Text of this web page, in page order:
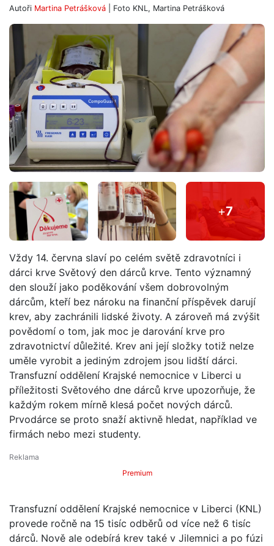
Autoři Martina Petrášková | Foto KNL, Martina Petrášková
+7
Vždy 14. června slaví po celém světě zdravotníci i
dárci krve Světový den dárců krve. Tento významný
den slouží jako poděkování všem dobrovolným
dárcům, kteří bez nároku na finanční příspěvek darují
krev, aby zachránili lidské životy. A zároveň má zvýšit
povědomí o tom, jak moc je darování krve pro
zdravotnictví důležité. Krev ani její složky totiž nelze
uměle vyrobit a jediným zdrojem jsou lidští dárci.
Transfuzní oddělení Krajské nemocnice v Liberci u
příležitosti Světového dne dárců krve upozorňuje, že
každým rokem mírně klesá počet nových dárců.
Prvodárce se proto snaží aktivně hledat, například ve
firmách nebo mezi studenty.
Premium
Transfuzní oddělení Krajské nemocnice v Liberci (KNL)
provede ročně na 15 tisíc odběrů od více než 6 tisíc
dárců. Nově ale odebírá krev také v Jilemnici a po fúzi